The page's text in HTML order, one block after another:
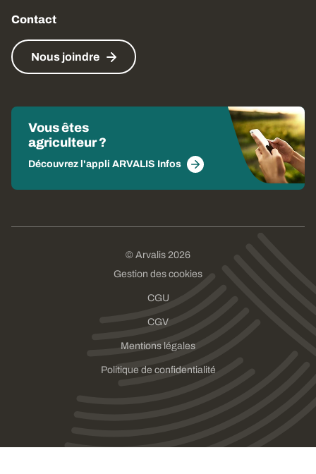
Contact
Nous joindre
Vous êtes
agriculteur ?
Découvrez l'appli ARVALIS Infos
© Arvalis 2026
Gestion des cookies
CGU
CGV
Mentions légales
Politique de confidentialité